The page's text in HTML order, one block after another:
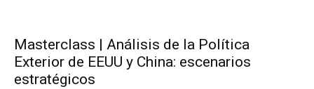
Masterclass | Análisis de la Política
Exterior de EEUU y China: escenarios
estratégicos